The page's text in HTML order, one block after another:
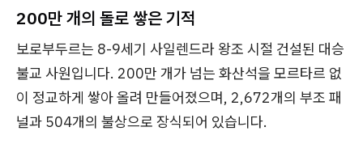
200만 개의 돌로 쌓은 기적
보로부두르는 8-9세기 사일렌드라 왕조 시절 건설된 대승
불교 사원입니다. 200만 개가 넘는 화산석을 모르타르 없
이 정교하게 쌓아 올려 만들어졌으며, 2,672개의 부조 패
널과 504개의 불상으로 장식되어 있습니다.